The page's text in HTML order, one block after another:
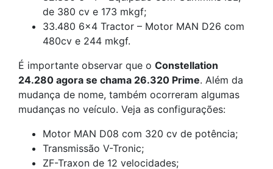
de 380 cv e 173 mkgf;
33.480 6×4 Tractor – Motor MAN D26 com
480cv e 244 mkgf.
É importante observar que o Constellation
24.280 agora se chama 26.320 Prime. Além da
mudança de nome, também ocorreram algumas
mudanças no veículo. Veja as configurações:
Motor MAN D08 com 320 cv de potência;
Transmissão V-Tronic;
ZF-Traxon de 12 velocidades;